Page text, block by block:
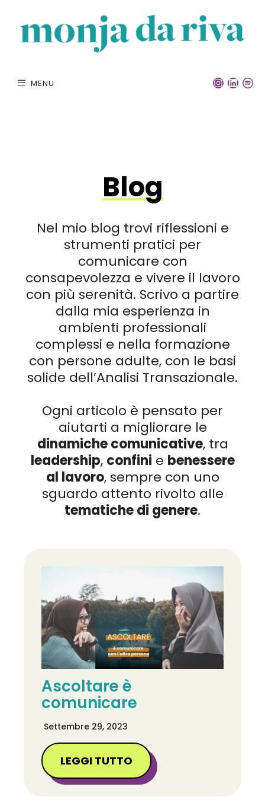
contenuto
MENU
Blog
Nel mio blog trovi riflessioni e
strumenti pratici per
comunicare con
consapevolezza e vivere il lavoro
con più serenità. Scrivo a partire
dalla mia esperienza in
ambienti professionali
complessi e nella formazione
con persone adulte, con le basi
solide dell’Analisi Transazionale.
Ogni articolo è pensato per
aiutarti a migliorare le
dinamiche comunicative, tra
leadership, confini e benessere
al lavoro, sempre con uno
sguardo attento rivolto alle
tematiche di genere.
Ascoltare è
comunicare
Settembre 29, 2023
LEGGI TUTTO